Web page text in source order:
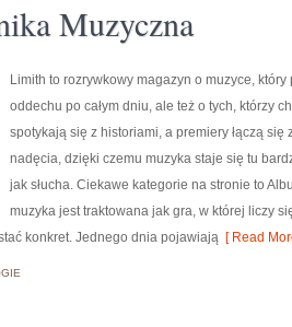
Muzyczna
Limith to rozrywkowy magazyn o muzyce,
oddechu po całym dniu, ale też o tych, którzy
spotykają się z historiami, a premiery łączą się
nadęcia, dzięki czemu muzyka staje się tu
jak słucha. Ciekawe kategorie na stronie to
muzyka jest traktowana jak gra, w której liczy
konkret. Jednego dnia pojawiają [ Read